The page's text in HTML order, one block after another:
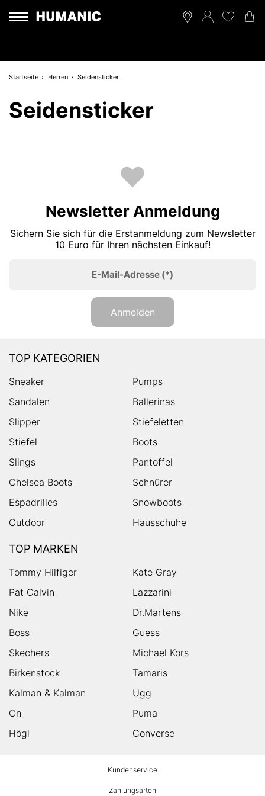
Startseite Herren Seidensticker
Seidensticker
Newsletter Anmeldung
Sichern Sie sich für die Erstanmeldung zum Newsletter
10 Euro für Ihren nächsten Einkauf!
E-Mail-Adresse (*)
Anmelden
TOP KATEGORIEN
Sneaker
Pumps
Sandalen
Ballerinas
Slipper
Stiefeletten
Stiefel
Boots
Slings
Pantoffel
Chelsea Boots
Schnürer
Espadrilles
Snowboots
Outdoor
Hausschuhe
TOP MARKEN
Tommy Hilfiger
Kate Gray
Pat Calvin
Lazzarini
Nike
Dr.Martens
Boss
Guess
Skechers
Michael Kors
Birkenstock
Tamaris
Kalman & Kalman
Ugg
On
Puma
Högl
Converse
Kundenservice
Zahlungsarten